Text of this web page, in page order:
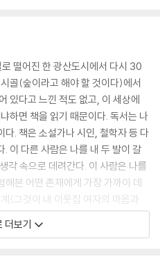
떨어진 한 광산도시에서 다시 30
골(숲이라고 해야 할 것이다)에서
있다고 느낀 적도 없고, 이 세상에
하면 책을 읽기 때문이다. 독서는 나
. 책은 소설가나 시인, 철학자 등 다
이 다른 사람은 나를 내 두 발이 갈
각 속으로 데려간다. 이 사람은 나를
해본 어떤 존재에게 가장 가까이 데
(그것이 내 이웃집 여자의 마음과
들게 일하며 자신이 살아온 삶을 반
밀함 속으로 나를 데려간다. 책을 읽
더보기